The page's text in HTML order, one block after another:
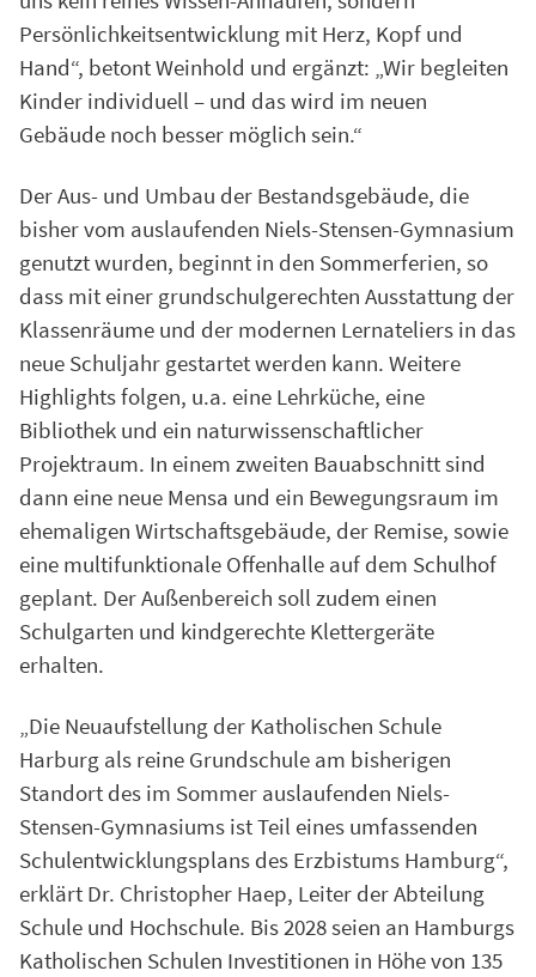
Persönlichkeitsentwicklung mit Herz, Kopf und
Hand“, betont Weinhold und ergänzt: „Wir begleiten
Kinder individuell – und das wird im neuen
Gebäude noch besser möglich sein.“
Der Aus- und Umbau der Bestandsgebäude, die
bisher vom auslaufenden Niels-Stensen-Gymnasium
genutzt wurden, beginnt in den Sommerferien, so
dass mit einer grundschulgerechten Ausstattung der
Klassenräume und der modernen Lernateliers in das
neue Schuljahr gestartet werden kann. Weitere
Highlights folgen, u.a. eine Lehrküche, eine
Bibliothek und ein naturwissenschaftlicher
Projektraum. In einem zweiten Bauabschnitt sind
dann eine neue Mensa und ein Bewegungsraum im
ehemaligen Wirtschaftsgebäude, der Remise, sowie
eine multifunktionale Offenhalle auf dem Schulhof
geplant. Der Außenbereich soll zudem einen
Schulgarten und kindgerechte Klettergeräte
erhalten.
„Die Neuaufstellung der Katholischen Schule
Harburg als reine Grundschule am bisherigen
Standort des im Sommer auslaufenden Niels-
Stensen-Gymnasiums ist Teil eines umfassenden
Schulentwicklungsplans des Erzbistums Hamburg“,
erklärt Dr. Christopher Haep, Leiter der Abteilung
Schule und Hochschule. Bis 2028 seien an Hamburgs
Katholischen Schulen Investitionen in Höhe von 135